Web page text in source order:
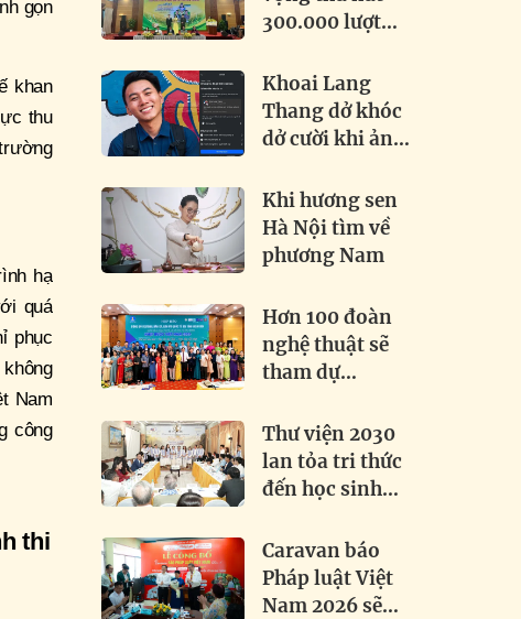
gọn
khan
thu
hạ
quá
phục
Nam
công
thi
hợp tác toàn cầu
300.000 lượt
Sầu riêng 2026
Khoai Lang
Thang dở khóc
dở cười khi ảnh
đánh bản quyền
Khi hương sen
Hà Nội tìm về
phương Nam
Hơn 100 đoàn
nghệ thuật sẽ
tham dự
Dân vũ Quốc tế
2026 tại Điện
Biên
Thư viện 2030
lan tỏa tri thức
đến học sinh
Attapeu
Caravan báo
Pháp luật Việt
Nam 2026 sẽ